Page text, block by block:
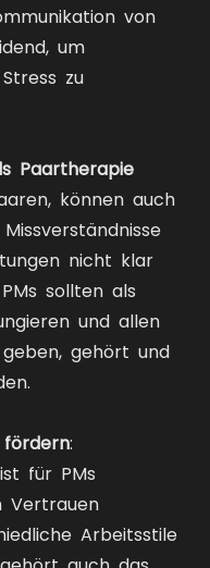
von
um
zu
Paartherapie
können auch
nicht klar
sollten als
und allen
gehört und
fördern:
für PMs
Vertrauen
Arbeitsstile
auch das